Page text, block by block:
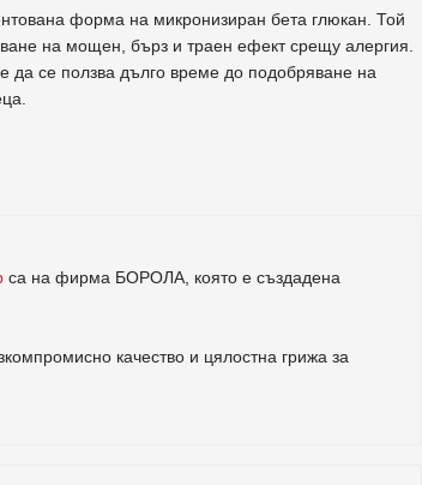
форма на микронизиран бета глюкан. Той
на мощен, бърз и траен ефект срещу алергия.
да се ползва дълго време до подобряване на
са на фирма БОРОЛА , която е създадена
качество и цялостна грижа за